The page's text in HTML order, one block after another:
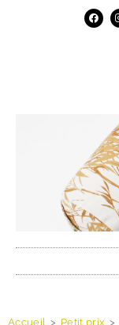
Accueil > Petit prix >